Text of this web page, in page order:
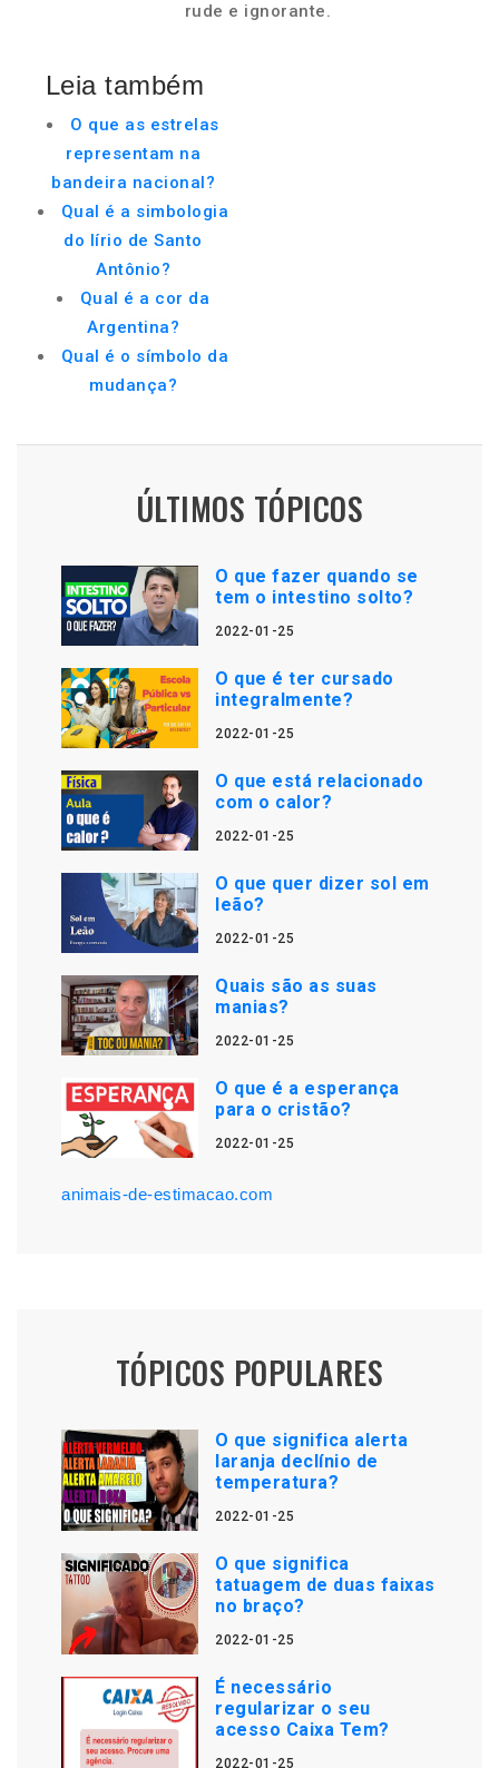
rude e ignorante.
Leia também
O que as estrelas
representam na
bandeira nacional?
Qual é a simbologia
do lírio de Santo
Antônio?
Qual é a cor da
Argentina?
Qual é o símbolo da
mudança?
ÚLTIMOS TÓPICOS
O que fazer quando se
tem o intestino solto?
2022-01-25
O que é ter cursado
integralmente?
2022-01-25
O que está relacionado
com o calor?
2022-01-25
O que quer dizer sol em
leão?
2022-01-25
Quais são as suas
manias?
2022-01-25
O que é a esperança
para o cristão?
2022-01-25
animais-de-estimacao.com
TÓPICOS POPULARES
O que significa alerta
laranja declínio de
temperatura?
2022-01-25
O que significa
tatuagem de duas faixas
no braço?
2022-01-25
É necessário
regularizar o seu
acesso Caixa Tem?
2022-01-25